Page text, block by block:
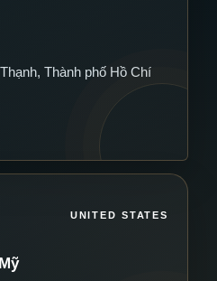
Thành phố Hồ Chí
UNITED STATES